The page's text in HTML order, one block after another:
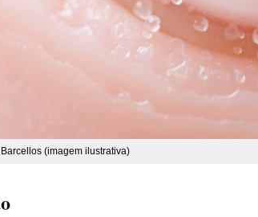
(imagem ilustrativa)